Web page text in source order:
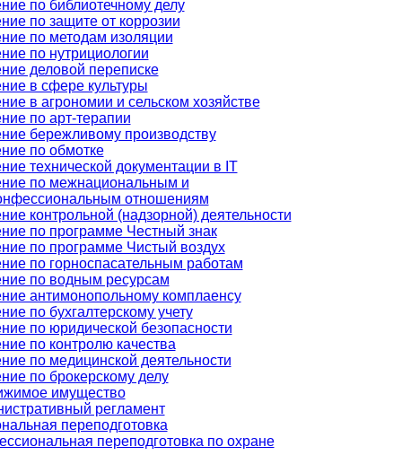
по библиотечному делу
по защите от коррозии
по методам изоляции
по нутрициологии
деловой переписке
в сфере культуры
в агрономии и сельском хозяйстве
по арт-терапии
бережливому производству
по обмотке
технической документации в IT
по межнациональным и
отношениям
контрольной (надзорной) деятельности
по программе Честный знак
по программе Чистый воздух
по горноспасательным работам
по водным ресурсам
антимонопольному комплаенсу
по бухгалтерскому учету
по юридической безопасности
по контролю качества
по медицинской деятельности
по брокерскому делу
имущество
регламент
переподготовка
переподготовка по охране